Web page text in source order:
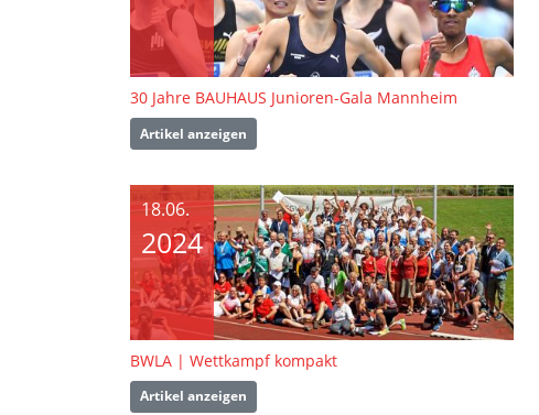
30 Jahre BAUHAUS Junioren-Gala Mannheim
Artikel anzeigen
18.06.
2024
BWLA | Wettkampf kompakt
Artikel anzeigen